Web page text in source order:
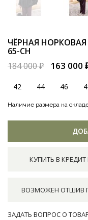
ЧЁРНАЯ
65-CH
184 000 ₽
163 000
42 44 46
Наличие размера на
КУПИТЬ В
ВОЗМОЖЕН ОТШИВ
ЗАДАТЬ ВОПРОС О